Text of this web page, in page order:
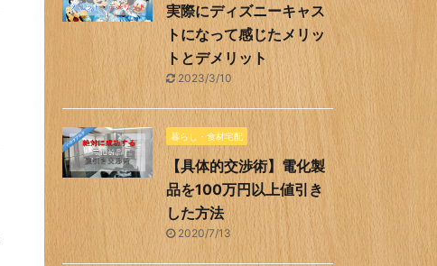
実際にディズニーキャス
トになって感じたメリッ
トとデメリット
2023/3/10
暮らし・食材宅配
【具体的交渉術】電化製
品を100万円以上値引き
した方法
2020/7/13